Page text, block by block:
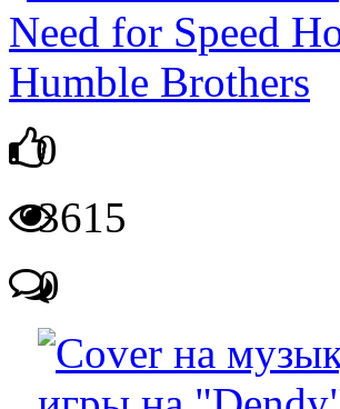
Need for Speed
Humble Brothers
0
3615
0